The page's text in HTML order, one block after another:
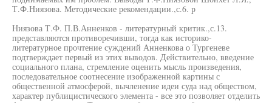
Т.Ф.Ниязова. Методические рекомендации.,с.6. р
Ниязова Т.Ф. П.В.Анненков - литературный критик.,с.13.
представляются противоречивши, тогда как историко-
литературное прочтение суждений Анненкова о Тургеневе
подтверждает первый из этих выводов. Действительно, введение
социального плана, стремление оценить мысль произведения,
последовательное соотнесение изображенной картины с
общественной атмосферой, вычленение идеи суда над обществом,
характер публицистического элемента - все это позволяет отделить